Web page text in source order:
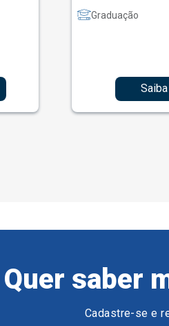
Graduação
Quer saber
Cadastre-se e